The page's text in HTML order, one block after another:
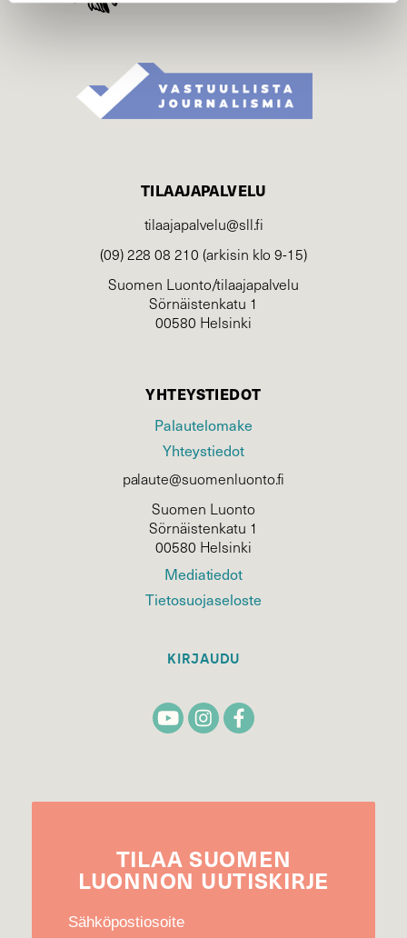
TILAAJAPALVELU
tilaajapalvelu@sll.fi
(09) 228 08 210 (arkisin klo 9-15)
Suomen Luonto/tilaajapalvelu
Sörnäistenkatu 1
00580 Helsinki
YHTEYSTIEDOT
Palautelomake
Yhteystiedot
palaute@suomenluonto.fi
Suomen Luonto
Sörnäistenkatu 1
00580 Helsinki
Mediatiedot
Tietosuojaseloste
KIRJAUDU
TILAA SUOMEN
LUONNON UUTIS­KIRJE
Sähköpostiosoite